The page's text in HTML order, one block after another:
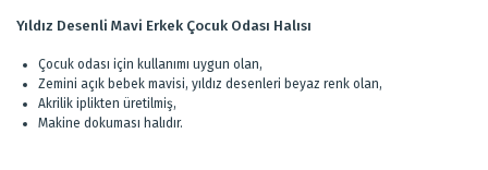
Yıldız Desenli Mavi Erkek Çocuk Odası Halısı
Çocuk odası için kullanımı uygun olan,
Zemini açık bebek mavisi, yıldız desenleri beyaz renk olan,
Akrilik iplikten üretilmiş,
Makine dokuması halıdır.